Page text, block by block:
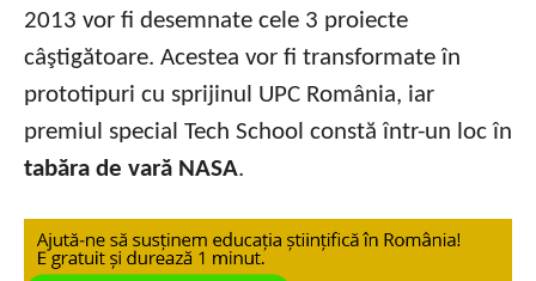
2013 vor fi desemnate cele 3 proiecte
câştigătoare. Acestea vor fi transformate în
prototipuri cu sprijinul UPC România, iar
premiul special Tech School constă într-un loc în
tabăra de vară NASA.